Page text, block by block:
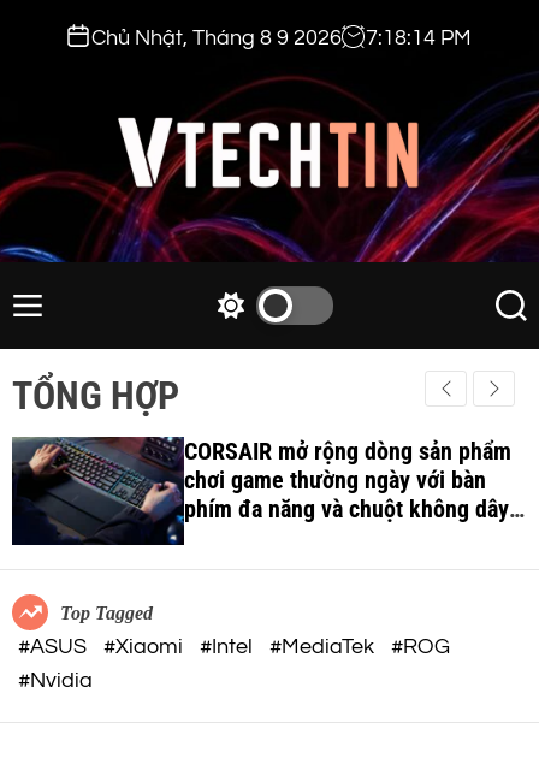
t
o
c
o
e
Chủ Nhật, Tháng 8 9 2026 7:18:15 PM
v
c
h
t
i
n
.
c
m
M
e
w
h
c
o
o
d
S
e
a
r
h
TỔNG HỢP
CORSAIR mở rộng dòng sản phẩm
chơi game thường ngày với bàn
phím đa năng và chuột không dây
công thái học
Top Tagged
#ASUS #Xiaomi #Intel #MediaTek
#ROG
#Nvidia